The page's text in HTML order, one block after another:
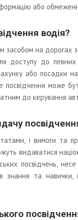
або
водія?
на дорогах
доступу до
або посадки
посвідчення може
до керування
і вимоги та
видаватися
посвідчень,
знання та